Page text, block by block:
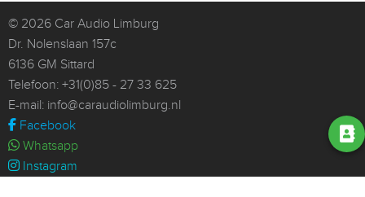
© 2026 Car Audio Limburg
Dr. Nolenslaan 157c
6136 GM Sittard
Telefoon: +31(0)85 - 27 33 625
E-mail: info@caraudiolimburg.nl
Facebook
Whatsapp
Instagram